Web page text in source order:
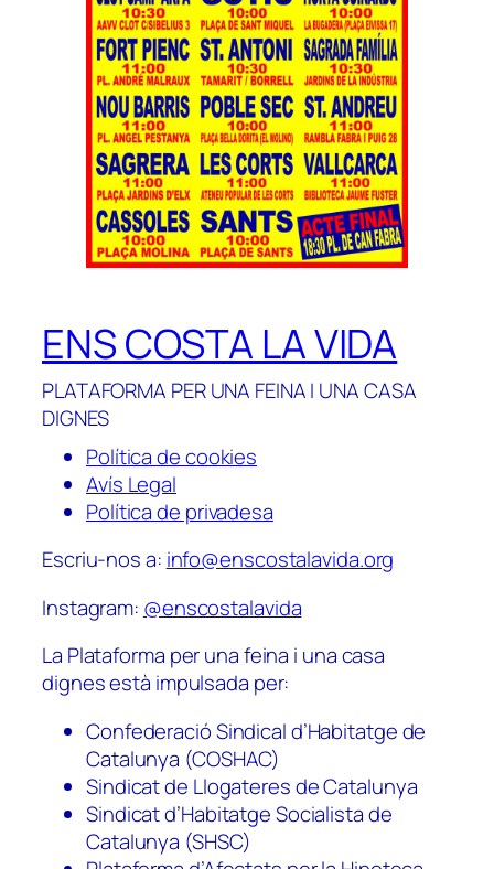
ENS COSTA LA VIDA
PLATAFORMA PER UNA FEINA I UNA CASA
DIGNES
Política de cookies
Avís Legal
Política de privadesa
Escriu-nos a: info@enscostalavida.org
Instagram: @enscostalavida
La Plataforma per una feina i una casa
dignes està impulsada per:
Confederació Sindical d’Habitatge de
Catalunya (COSHAC)
Sindicat de Llogateres de Catalunya
Sindicat d’Habitatge Socialista de
Catalunya (SHSC)